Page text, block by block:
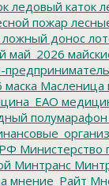
ледовый каток
пожар
ложный донос
май_2026
предприниматель
маска Масленица
Министерство
Минтранс
мнение_Райт